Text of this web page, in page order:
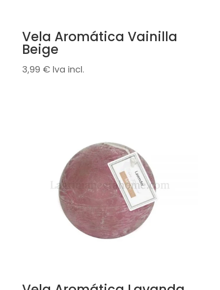
Vela Aromática Vainilla
Beige
3,99 € Iva incl.